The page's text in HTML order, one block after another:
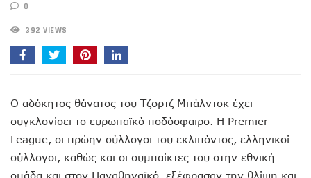
0
392 VIEWS
Ο αδόκητος θάνατος του Τζορτζ Μπάλντοκ έχει
συγκλονίσει το ευρωπαϊκό ποδόσφαιρο. Η Premier
League, οι πρώην σύλλογοι του εκλιπόντος, ελληνικοί
σύλλογοι, καθώς και οι συμπαίκτες του στην εθνική
ομάδα και στον Παναθηναϊκό, εξέφρασαν την θλίψη και